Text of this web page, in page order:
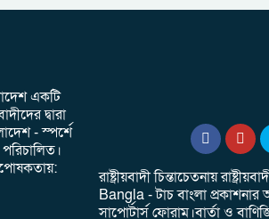
একটি
দ্বারা
- স্পর্শে
পরিচালিত।
রাষ্ট্রীয়বাদী চিন্তাচেতনায়
Bangla - টাচ বাংলা প্রকাশনার
সাপোর্টার্স ফোরাম।বার্তা ও